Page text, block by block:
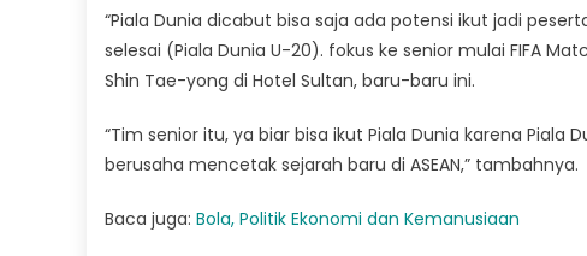
“Piala Dunia dicabut bisa saja ada potensi ikut jadi
selesai (Piala Dunia U-20). fokus ke senior mulai FIFA
Shin Tae-yong di Hotel Sultan, baru-baru ini.
“Tim senior itu, ya biar bisa ikut Piala Dunia karena Piala
berusaha mencetak sejarah baru di ASEAN,” tambahnya.
Baca juga: Bola, Politik Ekonomi dan Kemanusiaan